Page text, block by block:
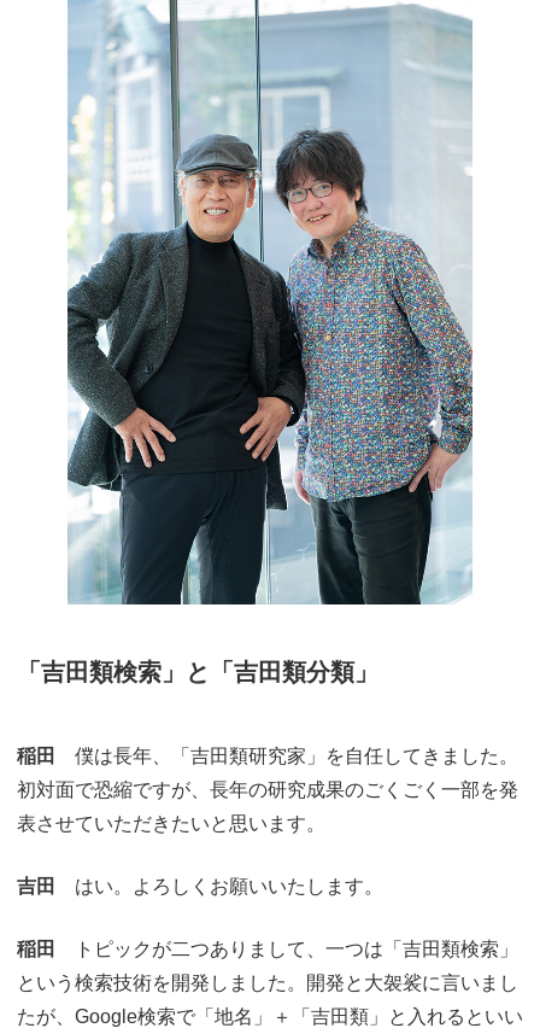
「吉田類検索」と「吉田類分類」
稲田 僕は長年、「吉田類研究家」を自任してきました。
初対面で恐縮ですが、長年の研究成果のごくごく一部を発
表させていただきたいと思います。
吉田 はい。よろしくお願いいたします。
稲田
トピックが二つありまして、一つは「吉田類検索」
という検索技術を開発しました。開発と大袈裟に言いまし
たが、Google検索で「地名」＋「吉田類」と入れるといい